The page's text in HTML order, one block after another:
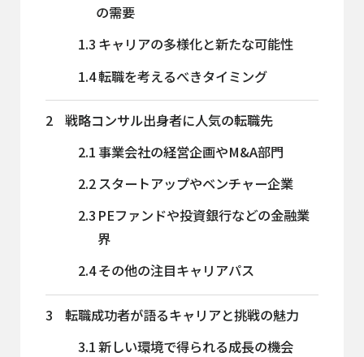
の需要
1.3 キャリアの多様化と新たな可能性
1.4転職を考えるべきタイミング
2
戦略コンサル出身者に人気の転職先
2.1事業会社の経営企画やM&A部門
2.2スタートアップやベンチャー企業
2.3 PEファンドや投資銀行などの金融業
界
2.4その他の注目キャリアパス
3
転職成功者が語るキャリアと挑戦の魅力
3.1新しい環境で得られる成長の機会